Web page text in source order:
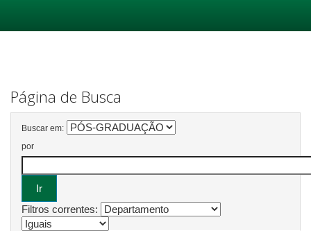
Página de Busca
Buscar em:
por
Filtros correntes: